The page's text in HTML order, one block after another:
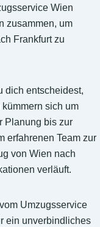
Wien
zusammen, um
Frankfurt zu
dich entscheidest,
sich um
Planung bis zur
erfahrenen Team zur
von Wien nach
verläuft.
Umzugsservice
ein unverbindliches